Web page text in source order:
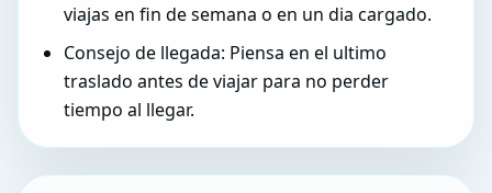
viajas en fin de semana o en un dia cargado.
Consejo de llegada: Piensa en el ultimo
traslado antes de viajar para no perder
tiempo al llegar.